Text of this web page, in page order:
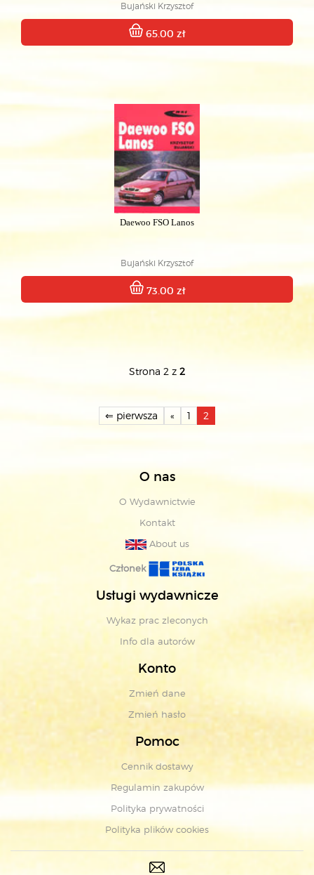
Bujański Krzysztof
65.00 zł
Daewoo FSO Lanos
Bujański Krzysztof
73.00 zł
Strona 2 z 2
⇐ pierwsza « 1 2
O nas
O Wydawnictwie
Kontakt
About us
Członek
Usługi wydawnicze
Wykaz prac zleconych
Info dla autorów
Konto
Zmień dane
Zmień hasło
Pomoc
Cennik dostawy
Regulamin zakupów
Polityka prywatności
Polityka plików cookies